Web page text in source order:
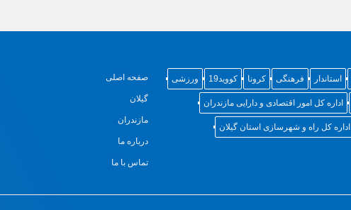
استاندار فرهنگی کرونا کووید19 ورزشی
اداره کل امور اقتصادی و دارایی مازندران
اداره کل راه و شهرسازی استان گیلان
صفحه اصلی
گیلان
مازندران
درباره ما
تماس با ما